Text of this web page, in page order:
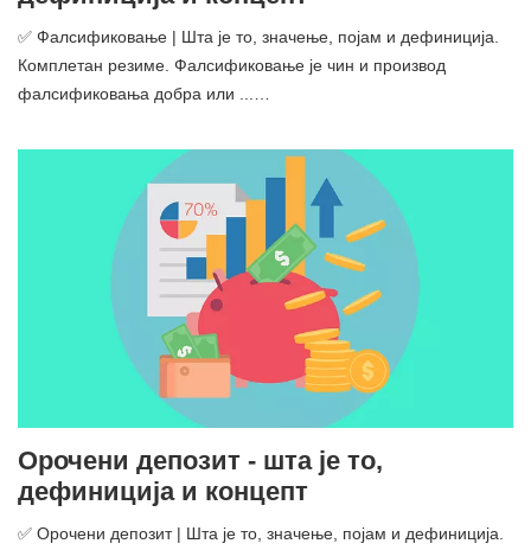
✅ Фалсификовање | Шта је то, значење, појам и дефиниција.
Комплетан резиме. Фалсификовање је чин и производ
фалсификовања добра или ...…
Орочени депозит - шта је то,
дефиниција и концепт
✅ Орочени депозит | Шта је то, значење, појам и дефиниција.